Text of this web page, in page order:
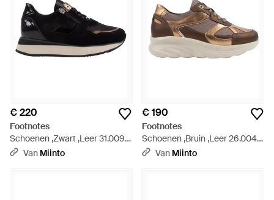
€ 220
Footnotes
Schoenen ,Zwart ,Leer 31.009
Sneaker - Zwart
Van Miinto
€ 190
Footnotes
Schoenen ,Bruin ,Leer 26.004
Sneakers - Bruin
Van Miinto